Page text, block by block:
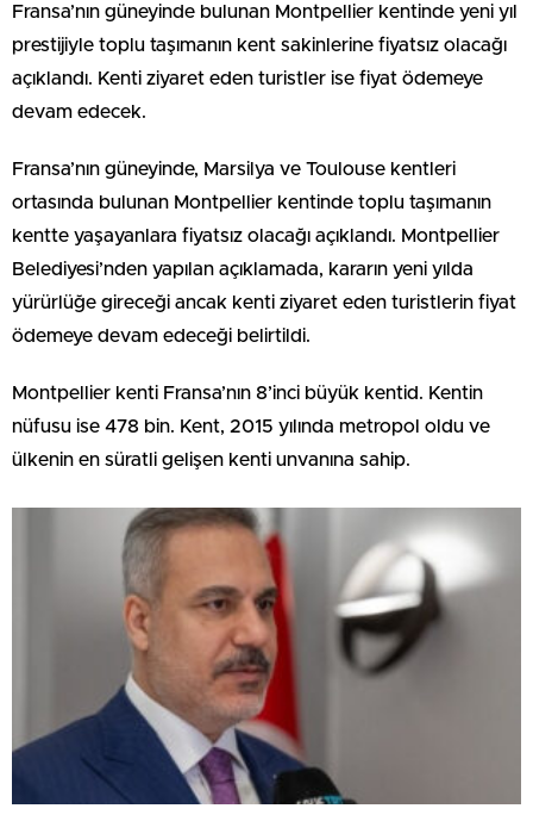
Fransa’nın güneyinde bulunan Montpellier kentinde yeni yıl
prestijiyle toplu taşımanın kent sakinlerine fiyatsız olacağı
açıklandı. Kenti ziyaret eden turistler ise fiyat ödemeye
devam edecek.
Fransa’nın güneyinde, Marsilya ve Toulouse kentleri
ortasında bulunan Montpellier kentinde toplu taşımanın
kentte yaşayanlara fiyatsız olacağı açıklandı. Montpellier
Belediyesi’nden yapılan açıklamada, kararın yeni yılda
yürürlüğe gireceği ancak kenti ziyaret eden turistlerin fiyat
ödemeye devam edeceği belirtildi.
Montpellier kenti Fransa’nın 8’inci büyük kentid. Kentin
nüfusu ise 478 bin. Kent, 2015 yılında metropol oldu ve
ülkenin en süratli gelişen kenti unvanına sahip.